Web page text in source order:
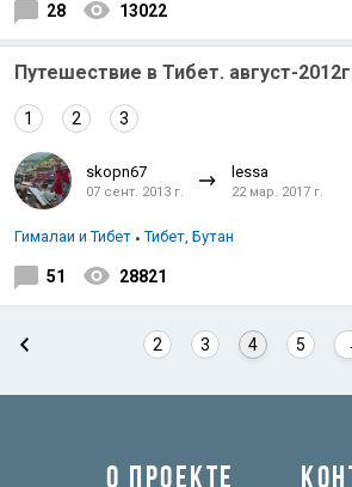
28 13022
Путешествие в Тибет. август-
1 2 3
skopn67
07 сент. 2013 г.
lessa
22 мар. 2017 г.
Гималаи и Тибет Тибет, Бутан
51 28821
2 3 4 5
О ПРОЕКТЕ